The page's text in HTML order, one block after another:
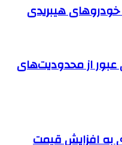
هیبریدی
عبور از محدودیت‌های
به افزایش قیمت